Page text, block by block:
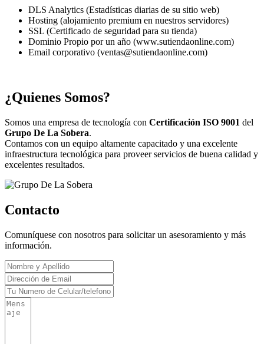
DLS Analytics (Estadísticas diarias de su sitio web)
Hosting (alojamiento premium en nuestros servidores)
SSL (Certificado de seguridad para su tienda)
Dominio Propio por un año (www.sutiendaonline.com)
Email corporativo (ventas@sutiendaonline.com)
¿Quienes Somos?
Somos una empresa de tecnología con Certificación ISO 9001 del
Grupo De La Sobera.
Contamos con un equipo altamente capacitado y una excelente
infraestructura tecnológica para proveer servicios de buena calidad y
excelentes resultados.
Contacto
Comuníquese con nosotros para solicitar un asesoramiento y más
información.